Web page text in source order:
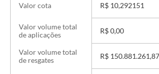
Valor cota
Valor volume total
de aplicações
Valor volume total
de resgates
R$ 10,292151
R$ 0,00
R$ 150.881.261,87